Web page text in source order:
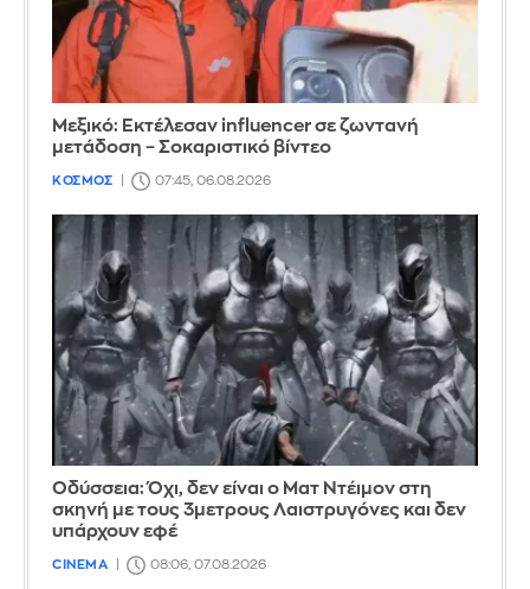
Μεξικό: Εκτέλεσαν influencer σε ζωντανή
μετάδοση – Σοκαριστικό βίντεο
ΚΟΣΜΟΣ 07:45, 06.08.2026
Οδύσσεια: Όχι, δεν είναι ο Ματ Ντέιμον στη
σκηνή με τους 3μετρους Λαιστρυγόνες και δεν
υπάρχουν εφέ
CINEMA 08:06, 07.08.2026